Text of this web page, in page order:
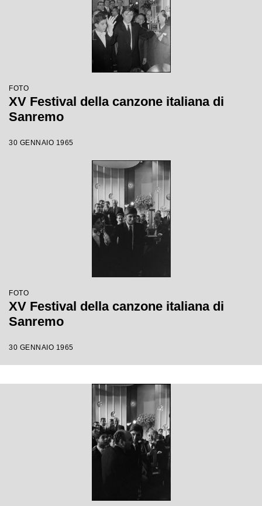
FOTO
XV Festival della canzone italiana di
Sanremo
30 GENNAIO 1965
FOTO
XV Festival della canzone italiana di
Sanremo
30 GENNAIO 1965